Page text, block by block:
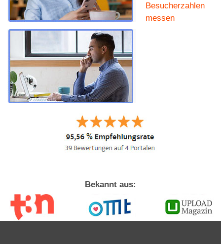
Besucherzahlen
messen
Bekannt aus: